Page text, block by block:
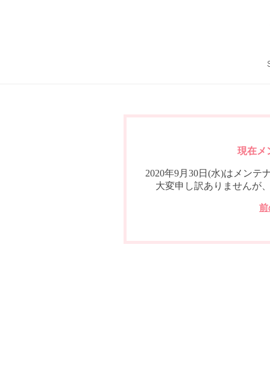
現在メ
2020年9月30日(水)はメンテ
大変申し訳ありませんが
前